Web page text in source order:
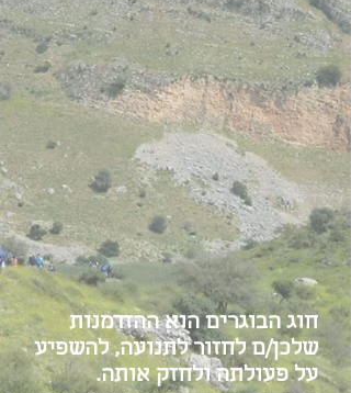
חוג הבוגרים הוא ההזדמנות
שלכן/ם לחזור לתנועה, להשפיע
על פעולתה ולחזק אותה.